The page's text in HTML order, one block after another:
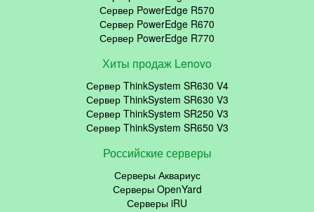
Сервер PowerEdge R570
Сервер PowerEdge R670
Сервер PowerEdge R770
Хиты продаж Lenovo
Сервер ThinkSystem SR630 V4
Сервер ThinkSystem SR630 V3
Сервер ThinkSystem SR250 V3
Сервер ThinkSystem SR650 V3
Российские серверы
Серверы Аквариус
Серверы OpenYard
Серверы iRU